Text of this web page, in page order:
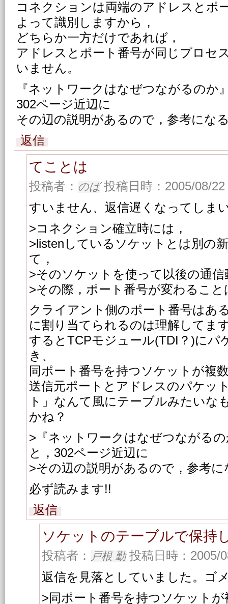
コネクションは両端のアドレスとポ
よって識別しますから，
どちらか一方だけであれば，
アドレスとポート番号が同じプロセ
いません。
『ネットワークはなぜつながるのか
302ページ近辺に
その辺の説明があるので，参考にな
返信
てことは
投稿者： のば投稿日時：2005/08/22
すいません、返信遅くなってしま
>コネクション確立時には，
>listenしているソケットとは別の
て，
>そのソケットを使って以後の通
>その際，ポート番号が変わるこ
クライアント側のポート番号はあ
に割り当てられるのは理解してま
するとTCPモジュール(TDI？)にパ
き、
同ポート番号を持つソケットが複
送信元ポートとアドレスのパケッ
ト」なんて風にテーブルみたいな
かね？
>『ネットワークはなぜつながる
と，302ページ近辺に
>その辺の説明があるので，参考
必ず読みます!!
返信
ソケットのテーブルで保持
投稿者： 戸根 勤投稿日時：2005/
返信を見落としていました。ゴ
>同ポート番号を持つソケット